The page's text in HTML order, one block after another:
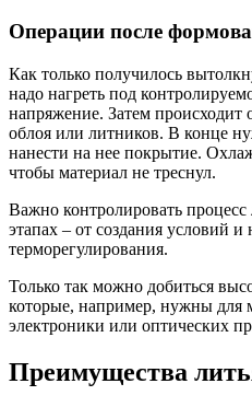
Операции после
Как только получилось
надо нагреть под
напряжение. Затем происходит
облоя или литников. В конце
нанести на нее покрытие.
чтобы материал не треснул.
Важно контролировать процесс
этапах – от создания условий
терморегулирования.
Только так можно добиться
которые, например, нужны для
электроники или оптических
Преимущества